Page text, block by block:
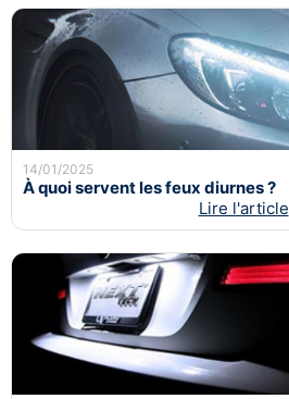
14/01/2025
À quoi servent les feux diurnes ?
Lire l'article